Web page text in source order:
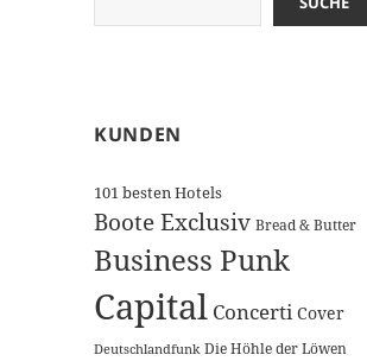
KUNDEN
101 besten Hotels
Boote Exclusiv Bread & Butter
Business Punk
Capital Concerti Cover
Deutschlandfunk Die Höhle der Löwen